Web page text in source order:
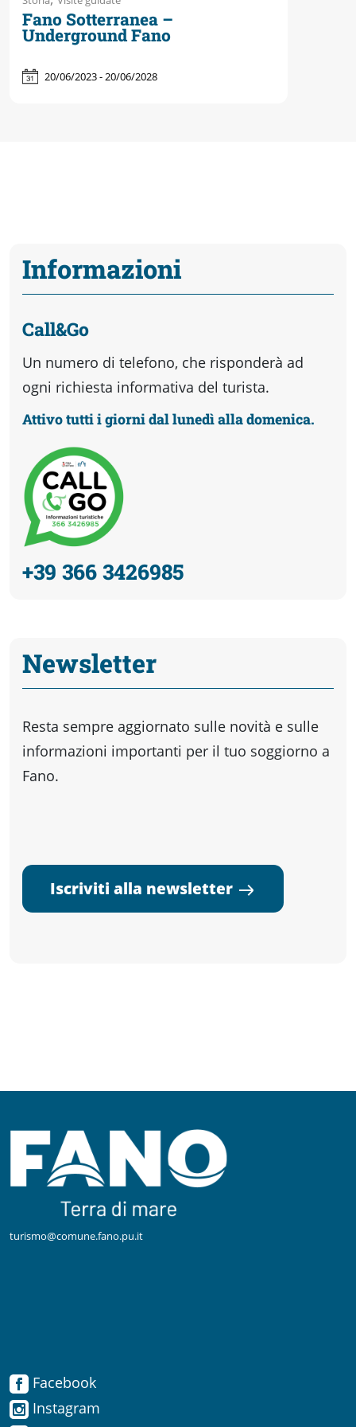
Instagram
Fano Sotterranea –
Underground Fano
20/06/2023 - 20/06/2028
Informazioni
Call&Go
Un numero di telefono, che risponderà ad
ogni richiesta informativa del turista.
Attivo tutti i giorni dal lunedì alla domenica.
+39 366 3426985
Newsletter
Resta sempre aggiornato sulle novità e sulle
informazioni importanti per il tuo soggiorno a
Fano.
Iscriviti alla newsletter
turismo@comune.fano.pu.it
Facebook
Instagram